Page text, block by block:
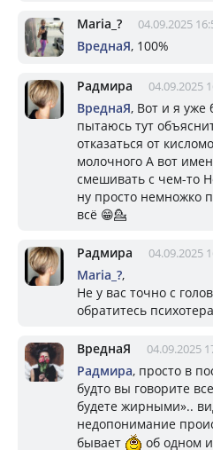
Mariа_? 04.09.2025
ВреднаЯ, 100%
Радмира 04.09.2025
ВреднаЯ, Вот и я уже
пытаюсь тут
отказаться от
молочного А вот
смешивать с чем-то
ну просто немножко
всё 😁💁
Радмира 04.09.2025
Mariа_?,
Не у вас точно с
обратитесь
ВреднаЯ 04.09.2025
Радмира, просто в
будто вы говорите
будете жирными»..
недопонимание
бывает
об одном